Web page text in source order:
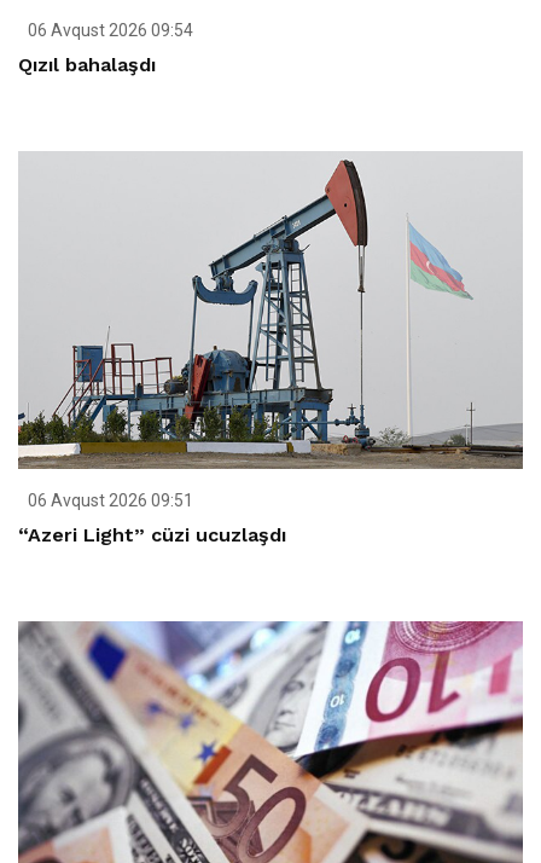
06 Avqust 2026 09:54
Qızıl bahalaşdı
06 Avqust 2026 09:51
“Azeri Light” cüzi ucuzlaşdı